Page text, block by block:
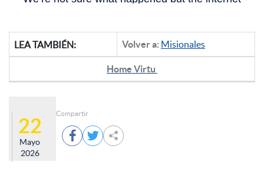
LEA TAMBIÉN: Volver a: Misionales
Home Virtu
22
Mayo
2026
Compartir
  